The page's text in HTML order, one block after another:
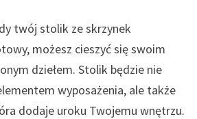
twój stolik ze skrzynek
możesz cieszyć się swoim
dziełem. Stolik będzie nie
wyposażenia, ale także
dodaje uroku Twojemu wnętrzu.